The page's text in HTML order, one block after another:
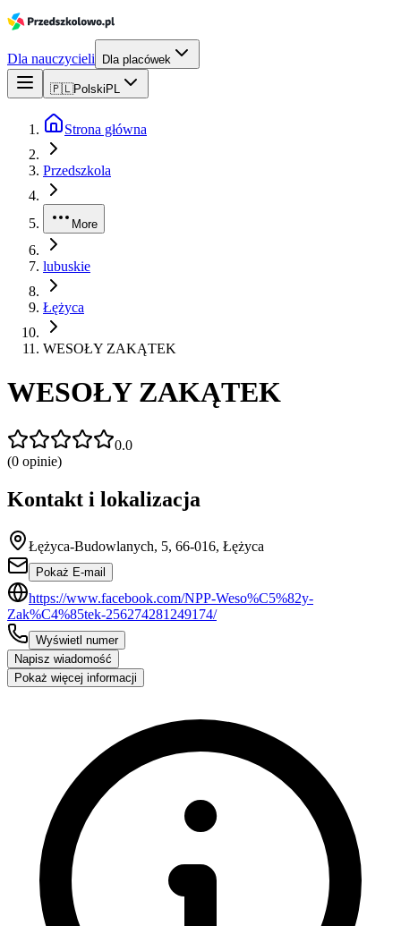
Dla nauczycieli Dla placówek
🇵🇱Polski PL
Strona główna
Przedszkola
More
lubuskie
Łężyca
WESOŁY ZAKĄTEK
WESOŁY ZAKĄTEK
0.0
(0 opinie)
Kontakt i lokalizacja
Łężyca-Budowlanych, 5, 66-016, Łężyca
Pokaż E-mail
https://www.facebook.com/NPP-Weso%C5%82y-
Zak%C4%85tek-256274281249174/
Wyświetl numer
Napisz wiadomość
Pokaż więcej informacji